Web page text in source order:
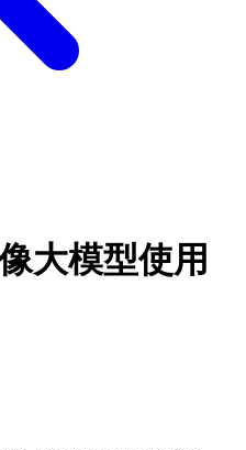
大模型使用